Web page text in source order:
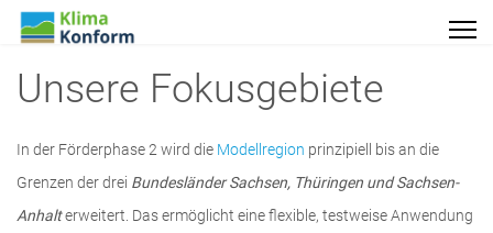
Unsere Fokusgebiete
In der Förderphase 2 wird die Modellregion prinzipiell bis an die
Grenzen der drei Bundesländer Sachsen, Thüringen und Sachsen-
Anhalterweitert. Das ermöglicht eine flexible, testweise Anwendung